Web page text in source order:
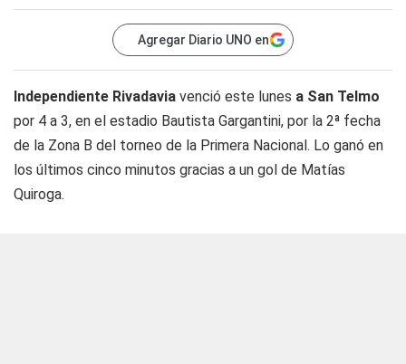
Agregar Diario UNO en
Independiente Rivadavia venció este lunes a San Telmo
por 4 a 3, en el estadio Bautista Gargantini, por la 2ª fecha
de la Zona B del torneo de la Primera Nacional. Lo ganó en
los últimos cinco minutos gracias a un gol de Matías
Quiroga.